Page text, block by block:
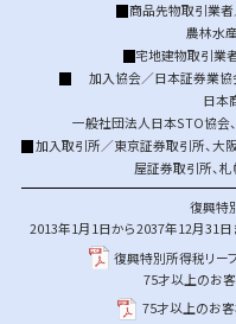
商品先物取引業
農林水
宅地建物取引業
加入協会／日本証券業協
日本
一般社団法人日本STO協会、
加入取引所／東京証券取引所、大
屋証券取引所、札
復興特
2013年1月1日から2037年12月31日
復興特別所得税リー
75才以上のお
75才以上のお客